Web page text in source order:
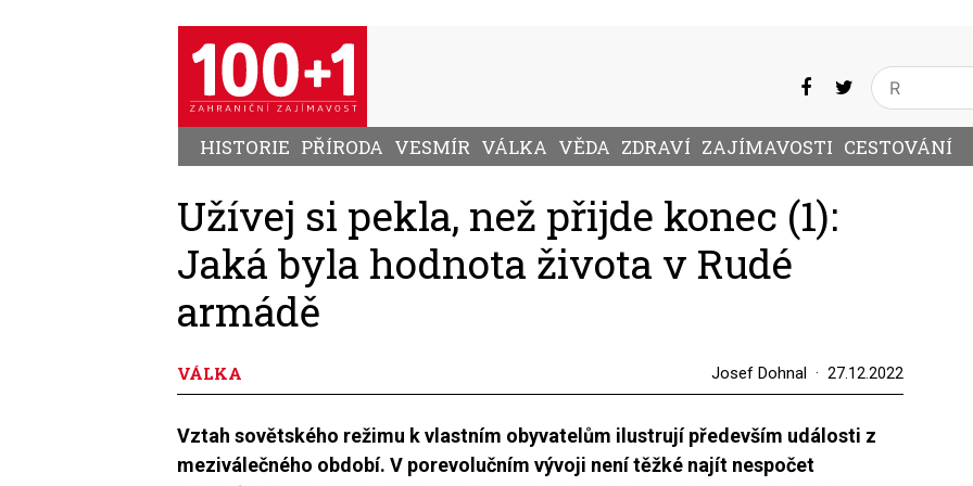
HISTORIE PŘÍRODA VESMÍR VÁLKA VĚDA ZDRAVÍ ZAJÍMAVOSTI CESTOVÁNÍ
Užívej si pekla, než přijde konec (1):
Jaká byla hodnota života v Rudé
armádě
VÁLKA Josef Dohnal 27.12.2022
Vztah sovětského režimu k vlastním obyvatelům ilustrují především události z
meziválečného období. V porevolučním vývoji není těžké najít nespočet